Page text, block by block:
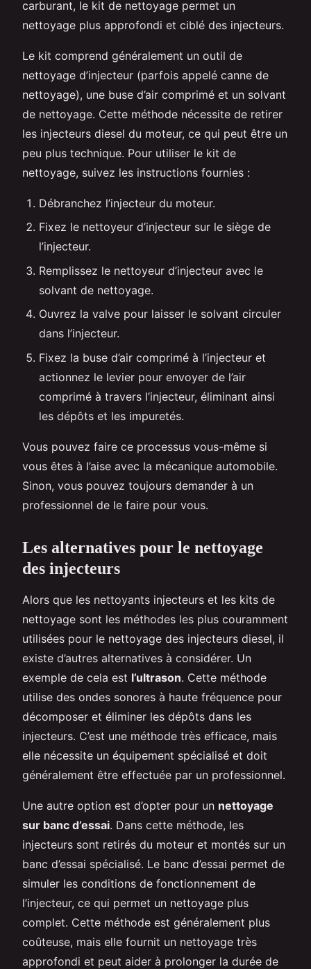
carburant, le kit de nettoyage permet un
nettoyage plus approfondi et ciblé des injecteurs.
Le kit comprend généralement un outil de
nettoyage d’injecteur (parfois appelé canne de
nettoyage), une buse d’air comprimé et un solvant
de nettoyage. Cette méthode nécessite de retirer
les injecteurs diesel du moteur, ce qui peut être un
peu plus technique. Pour utiliser le kit de
nettoyage, suivez les instructions fournies :
Débranchez l’injecteur du moteur.
Fixez le nettoyeur d’injecteur sur le siège de
l’injecteur.
Remplissez le nettoyeur d’injecteur avec le
solvant de nettoyage.
Ouvrez la valve pour laisser le solvant circuler
dans l’injecteur.
Fixez la buse d’air comprimé à l’injecteur et
actionnez le levier pour envoyer de l’air
comprimé à travers l’injecteur, éliminant ainsi
les dépôts et les impuretés.
Vous pouvez faire ce processus vous-même si
vous êtes à l’aise avec la mécanique automobile.
Sinon, vous pouvez toujours demander à un
professionnel de le faire pour vous.
Les alternatives pour le nettoyage
des injecteurs
Alors que les nettoyants injecteurs et les kits de
nettoyage sont les méthodes les plus couramment
utilisées pour le nettoyage des injecteurs diesel, il
existe d’autres alternatives à considérer. Un
exemple de cela est l’ultrason. Cette méthode
utilise des ondes sonores à haute fréquence pour
décomposer et éliminer les dépôts dans les
injecteurs. C’est une méthode très efficace, mais
elle nécessite un équipement spécialisé et doit
généralement être effectuée par un professionnel.
Une autre option est d’opter pour un nettoyage
sur banc d’essai. Dans cette méthode, les
injecteurs sont retirés du moteur et montés sur un
banc d’essai spécialisé. Le banc d’essai permet de
simuler les conditions de fonctionnement de
l’injecteur, ce qui permet un nettoyage plus
complet. Cette méthode est généralement plus
coûteuse, mais elle fournit un nettoyage très
approfondi et peut aider à prolonger la durée de